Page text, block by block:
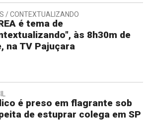
/ CONTEXTUALIZANDO
é tema de
às 8h30m de
na TV Pajuçara
é preso em flagrante sob
de estuprar colega em SP